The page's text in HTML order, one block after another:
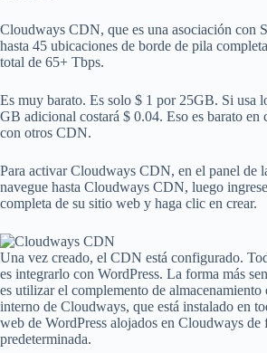
Cloudways CDN, que es una asociación con
hasta 45 ubicaciones de borde de pila
total de 65+ Tbps.
Es muy barato. Es solo $ 1 por 25GB. Si usa
GB adicional costará $ 0.04. Eso es barato en
con otros CDN.
Para activar Cloudways CDN, en el panel de
navegue hasta Cloudways CDN, luego
completa de su sitio web y haga clic en crear.
Una vez creado, el CDN está configurado.
es integrarlo con WordPress. La forma más
es utilizar el complemento de almacenamiento
interno de Cloudways, que está instalado en
web de WordPress alojados en Cloudways de
predeterminada.